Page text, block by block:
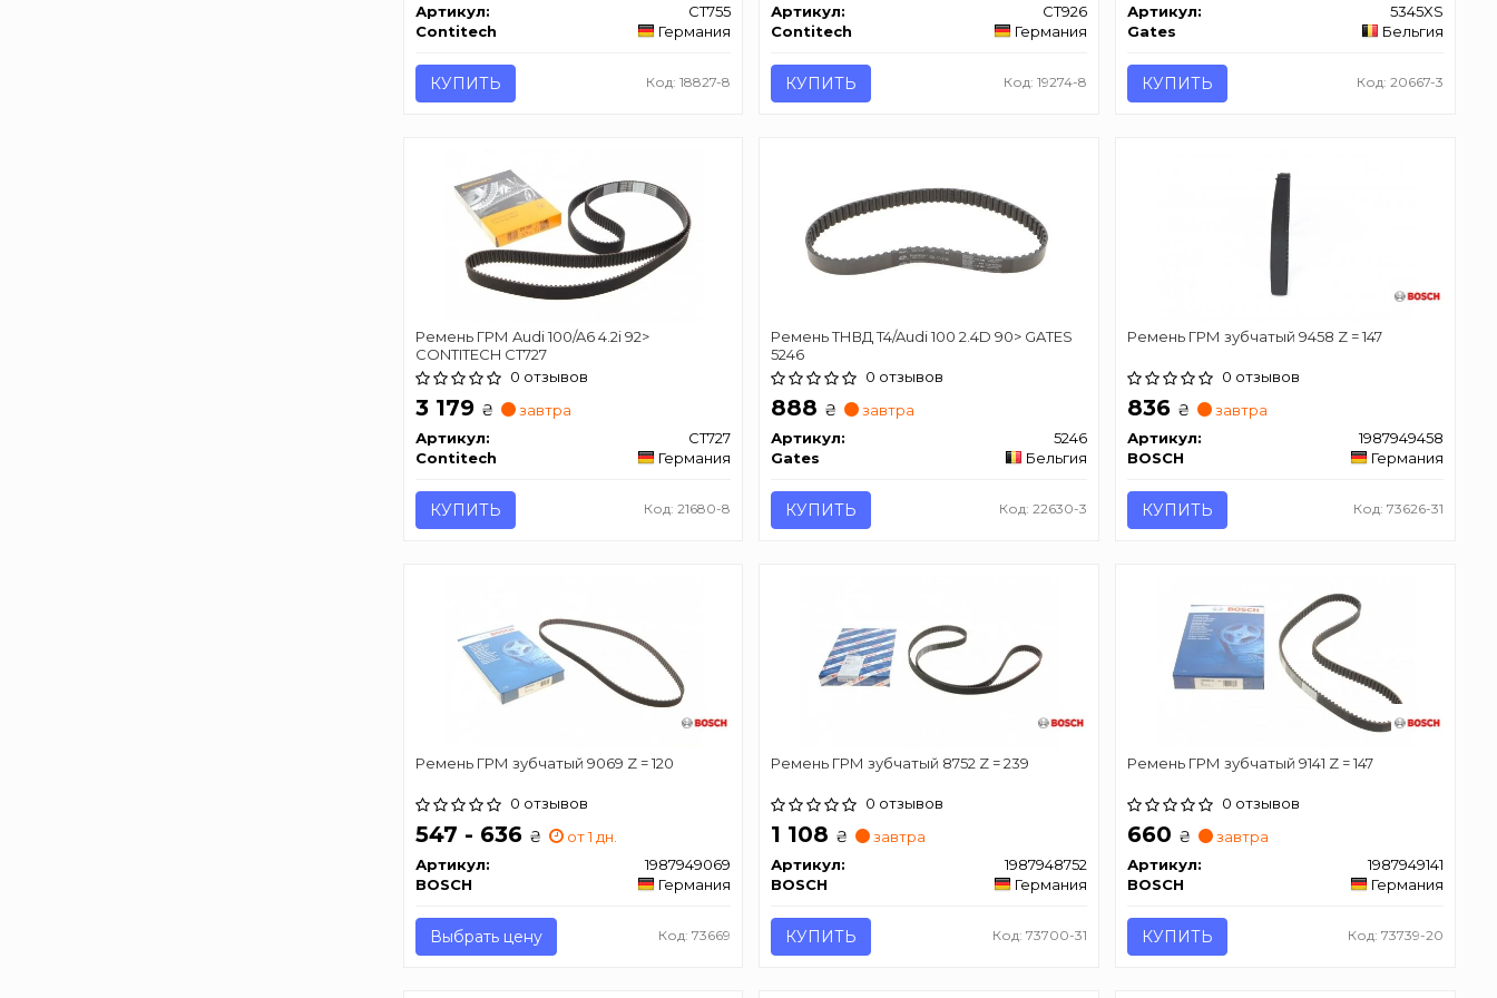
Артикул:
CT755
Contitech
Германия
КУПИТЬ Код: 18827-8
Артикул:
CT926
Contitech
Германия
КУПИТЬ Код: 19274-8
Артикул:
5345XS
Gates
Бельгия
КУПИТЬ Код: 20667-3
Ремень ГРМ Audi 100/A6 4.2i 92>
CONTITECH CT727
0 отзывов
3 179 ₴
завтра
Артикул:
CT727
Contitech
Германия
КУПИТЬ Код: 21680-8
Ремень ТНВД T4/Audi 100 2.4D 90> GATES
5246
0 отзывов
888 ₴
завтра
Артикул:
5246
Gates
Бельгия
КУПИТЬ Код: 22630-3
Ремень ГРМ зубчатый 9458 Z = 147
0 отзывов
836 ₴
завтра
Артикул:
1987949458
BOSCH
Германия
КУПИТЬ Код: 73626-31
Ремень ГРМ зубчатый 9069 Z = 120
0 отзывов
547 - 636 ₴
от 1 дн.
Артикул:
1987949069
BOSCH
Германия
Выбрать цену Код: 73669
Ремень ГРМ зубчатый 8752 Z = 239
0 отзывов
1 108 ₴
завтра
Артикул:
1987948752
BOSCH
Германия
КУПИТЬ Код: 73700-31
Ремень ГРМ зубчатый 9141 Z = 147
0 отзывов
660 ₴
завтра
Артикул:
1987949141
BOSCH
Германия
КУПИТЬ Код: 73739-20